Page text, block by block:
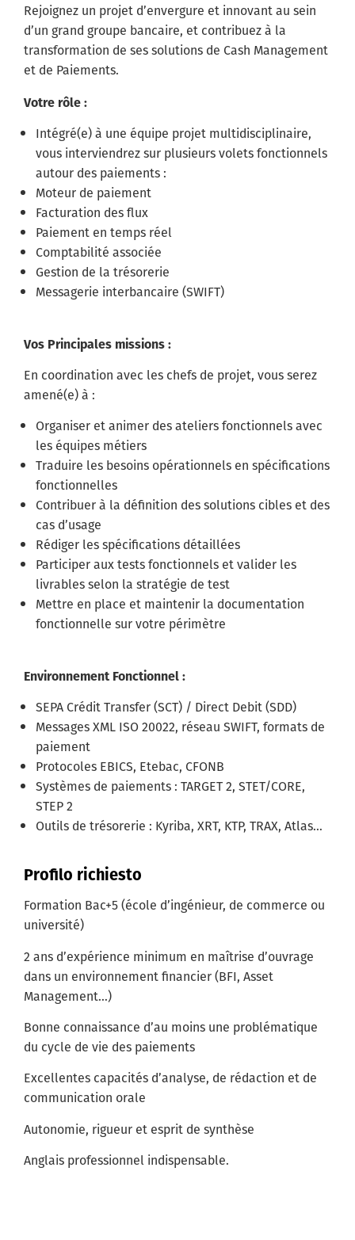
Rejoignez un projet d’envergure et innovant au sein
d’un grand groupe bancaire, et contribuez à la
transformation de ses solutions de Cash Management
et de Paiements.
Votre rôle :
Intégré(e) à une équipe projet multidisciplinaire,
vous interviendrez sur plusieurs volets fonctionnels
autour des paiements :
Moteur de paiement
Facturation des flux
Paiement en temps réel
Comptabilité associée
Gestion de la trésorerie
Messagerie interbancaire (SWIFT)
Vos Principales missions :
En coordination avec les chefs de projet, vous serez
amené(e) à :
Organiser et animer des ateliers fonctionnels avec
les équipes métiers
Traduire les besoins opérationnels en spécifications
fonctionnelles
Contribuer à la définition des solutions cibles et des
cas d’usage
Rédiger les spécifications détaillées
Participer aux tests fonctionnels et valider les
livrables selon la stratégie de test
Mettre en place et maintenir la documentation
fonctionnelle sur votre périmètre
Environnement Fonctionnel :
SEPA Crédit Transfer (SCT) / Direct Debit (SDD)
Messages XML ISO 20022, réseau SWIFT, formats de
paiement
Protocoles EBICS, Etebac, CFONB
Systèmes de paiements : TARGET 2, STET/CORE,
STEP 2
Outils de trésorerie : Kyriba, XRT, KTP, TRAX, Atlas…
Profilo richiesto
Formation Bac+5 (école d’ingénieur, de commerce ou
université)
2 ans d’expérience minimum en maîtrise d’ouvrage
dans un environnement financier (BFI, Asset
Management…)
Bonne connaissance d’au moins une problématique
du cycle de vie des paiements
Excellentes capacités d’analyse, de rédaction et de
communication orale
Autonomie, rigueur et esprit de synthèse
Anglais professionnel indispensable.